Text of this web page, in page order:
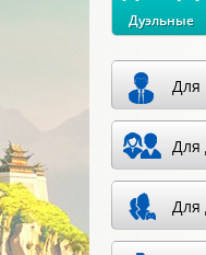
Дуэльные
Для
Для
Для